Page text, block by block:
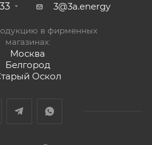
3@3a.energy
в фирменных
магазинах:
Москва
Белгород
Оскол